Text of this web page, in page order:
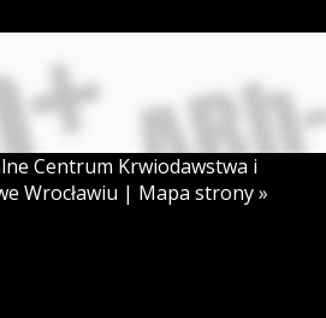
Centrum Krwiodawstwa i
Wrocławiu | Mapa strony »